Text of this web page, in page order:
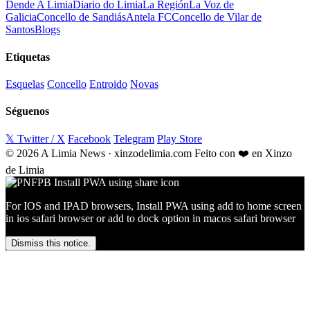
Dende A LimiaDiario do LimiaLa RegiónLa Voz de
GaliciaConcello de SandiásAntela FCConcello de Vilar de
SantosBlogs
Etiquetas
Esquelas Concello Entroido Novas
Séguenos
𝕏 Twitter / X Facebook Telegram Play Store
© 2026 A Limia News · xinzodelimia.com Feito con ❤️ en Xinzo
de Limia
For IOS and IPAD browsers, Install PWA using add to home screen
in ios safari browser or add to dock option in macos safari browser
Dismiss this notice.